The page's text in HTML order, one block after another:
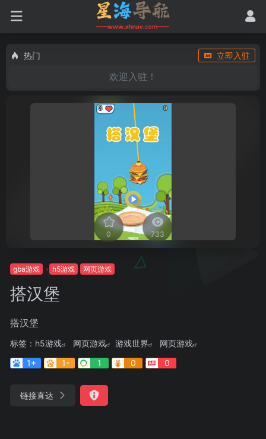
热门 立即入驻
欢迎入驻！
0 733
gba游戏 h5游戏 网页游戏
搭汉堡
搭汉堡
标签： h5游戏 网页游戏 游戏世界
网页游戏
1+
1- 1 0 0
链接直达